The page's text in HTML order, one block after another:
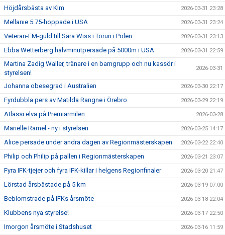
Höjdårsbästa av KIm 2026-03-31 23:28
Mellanie 5.75-hoppade i USA 2026-03-31 23:24
Veteran-EM-guld till Sara Wiss i Torun i Polen 2026-03-31 23:13
Ebba Wetterberg halvminutpersade på 5000m i USA 2026-03-31 22:59
Martina Zadig Waller, tränare i en barngrupp och nu kassör i
styrelsen!
2026-03-31
Johanna obesegrad i Australien 2026-03-30 22:17
Fyrdubbla pers av Matilda Rangne i Örebro 2026-03-29 22:19
Atlassi elva på Premiärmilen 2026-03-28
Marielle Ramel - ny i styrelsen 2026-03-25 14:17
Alice persade under andra dagen av Regionmästerskapen 2026-03-22 22:40
Philip och Philip på pallen i Regionmästerskapen 2026-03-21 23:07
Fyra IFK-tjejer och fyra IFK-killar i helgens Regionfinaler 2026-03-20 21:47
Lörstad årsbästade på 5 km 2026-03-19 07:00
Beblomstrade på IFKs årsmöte 2026-03-18 22:04
Klubbens nya styrelse! 2026-03-17 22:50
Imorgon årsmöte i Stadshuset 2026-03-16 11:59